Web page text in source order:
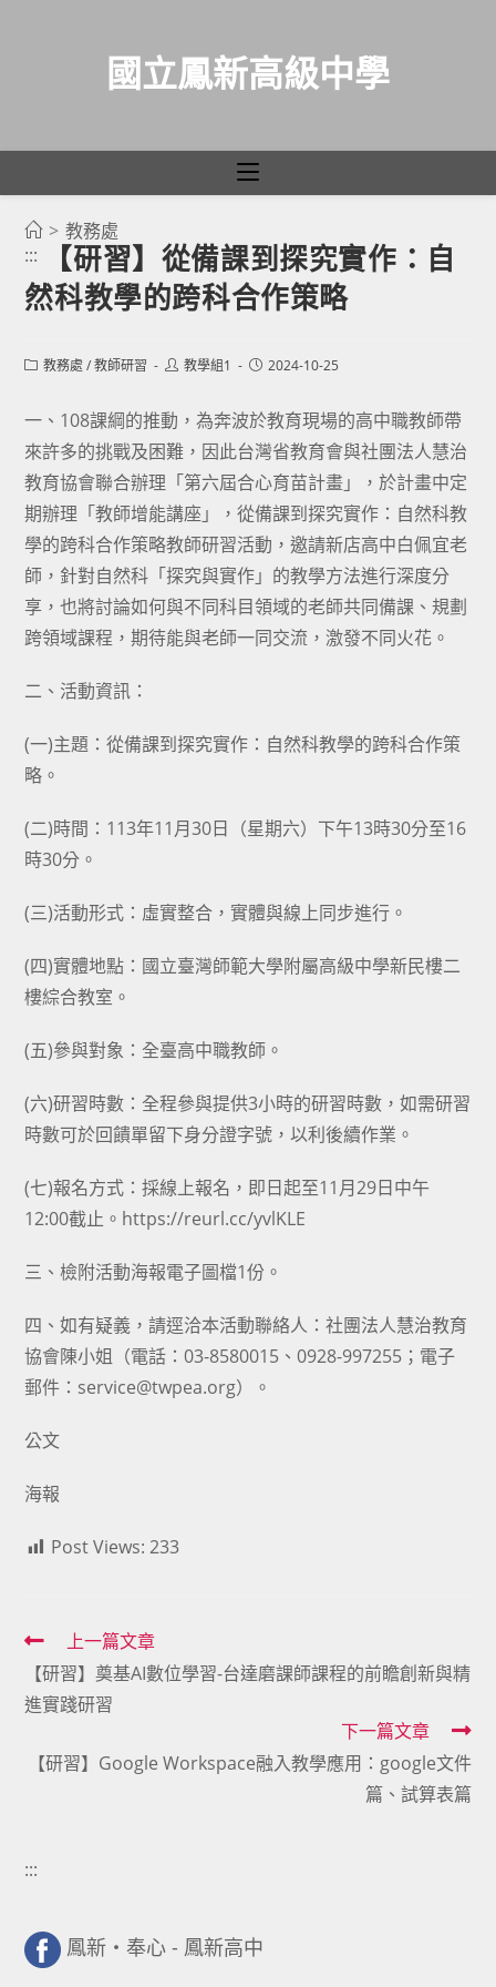
國立鳳新高級中學
> 教務處
:::
【研習】從備課到探究實作：自
然科教學的跨科合作策略
Post教務處 / 教師研習
Post教學組1
Post2024-10-25
一、108課綱的推動，為奔波於教育現場的高中職教師帶
來許多的挑戰及困難，因此台灣省教育會與社團法人慧治
教育協會聯合辦理「第六屆合心育苗計畫」，於計畫中定
期辦理「教師增能講座」，從備課到探究實作：自然科教
學的跨科合作策略教師研習活動，邀請新店高中白佩宜老
師，針對自然科「探究與實作」的教學方法進行深度分
享，也將討論如何與不同科目領域的老師共同備課、規劃
跨領域課程，期待能與老師一同交流，激發不同火花。
二、活動資訊：
(一)主題：從備課到探究實作：自然科教學的跨科合作策
略。
(二)時間：113年11月30日（星期六）下午13時30分至16
時30分。
(三)活動形式：虛實整合，實體與線上同步進行。
(四)實體地點：國立臺灣師範大學附屬高級中學新民樓二
樓綜合教室。
(五)參與對象：全臺高中職教師。
(六)研習時數：全程參與提供3小時的研習時數，如需研習
時數可於回饋單留下身分證字號，以利後續作業。
(七)報名方式：採線上報名，即日起至11月29日中午
12:00截止。https://reurl.cc/yvlKLE
三、檢附活動海報電子圖檔1份。
四、如有疑義，請逕洽本活動聯絡人：社團法人慧治教育
協會陳小姐（電話：03-8580015、0928-997255；電子
郵件：service@twpea.org）。
公文
海報
Post Views: 233
Read
more
articles
上一篇文章
【研習】奠基AI數位學習-台達磨課師課程的前瞻創新與精
進實踐研習
下一篇文章
【研習】Google Workspace融入教學應用：google文件
篇、試算表篇
:::
鳳新・奉心 - 鳳新高中